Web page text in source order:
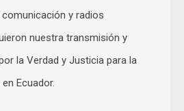
y radios
nuestra transmisión y
la Verdad y Justicia para la
Ecuador.